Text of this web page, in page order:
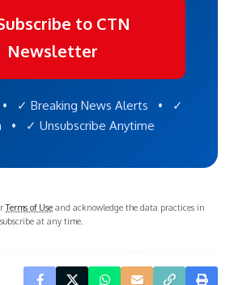
to CTN
Newsletter
• ✓ Breaking News Alerts • ✓
• ✓ Unsubscribe Anytime
Terms of Use and acknowledge the data practices in
at any time.